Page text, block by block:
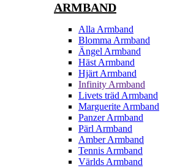
ARMBAND
Alla Armband
Blomma Armband
Ängel Armband
Häst Armband
Hjärt Armband
Infinity Armband
Livets träd Armband
Marguerite Armband
Panzer Armband
Pärl Armband
Amber Armband
Tennis Armband
Världs Armband